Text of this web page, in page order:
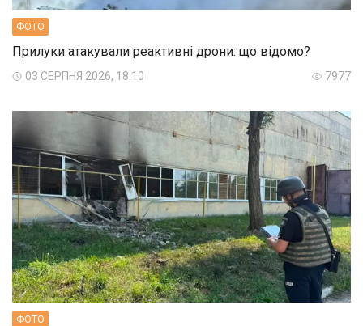
ФОТО
Прилуки атакували реактивні дрони: що відомо?
03 СЕРПНЯ 2026, 18:10 7977
ФОТО